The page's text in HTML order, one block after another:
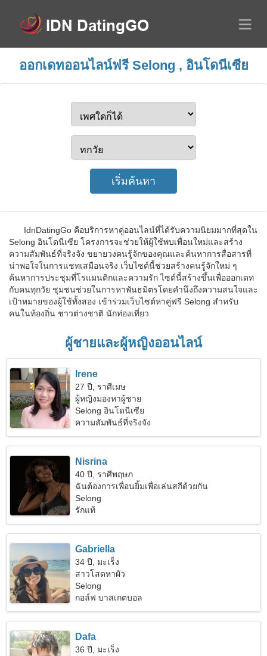
ออกเดทออนไลน์ฟรี Selong , อินโดนีเซีย
IdnDatingGo คือบริการหาคู่ออนไลน์ที่ได้รับความนิยมมากที่สุดใน
Selong อินโดนีเซีย โครงการจะช่วยให้ผู้ใช้พบเพื่อนใหม่และสร้าง
ความสัมพันธ์ที่จริงจัง ขยายวงคนรู้จักของคุณและค้นหาการสื่อสารที่
น่าพอใจในการแชทเสมือนจริง เว็บไซต์นี้ช่วยสร้างคนรู้จักใหม่ ๆ
ค้นหาการประชุมที่โรแมนติกและความรัก ไซต์นี้สร้างขึ้นเพื่อออกเดท
กับคนทุกวัย ชุมชนช่วยในการหาพันธมิตรโดยคำนึงถึงความสนใจและ
เป้าหมายของผู้ใช้ทั้งสอง เข้าร่วมเว็บไซต์หาคู่ฟรี Selong สำหรับ
คนในท้องถิ่น ชาวต่างชาติ นักท่องเที่ยว
ผู้ชายและผู้หญิงออนไลน์
Irene
27 ปี, ราศีเมษ
ผู้หญิงมองหาผู้ชาย
Selong อินโดนีเซีย
ความสัมพันธ์ที่จริงจัง
Nisrina
40 ปี, ราศีพฤษภ
ฉันต้องการเพื่อนยิ้มเพื่อเล่นสกีด้วยกัน
Selong
รักแท้
Gabriella
34 ปี, มะเร็ง
สาวโสดหาผัว
Selong
กอล์ฟ บาสเกตบอล
Dafa
36 ปี, มะเร็ง